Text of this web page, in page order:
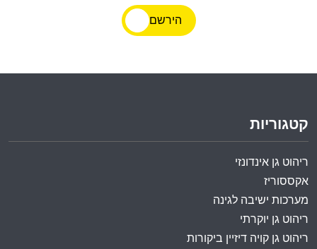
הירשם
קטגוריות
ריהוט גן אינדונזי
אקססוריז
מערכות ישיבה לגינה
ריהוט גן יוקרתי
ריהוט גן קויה דיזיין ביקורות